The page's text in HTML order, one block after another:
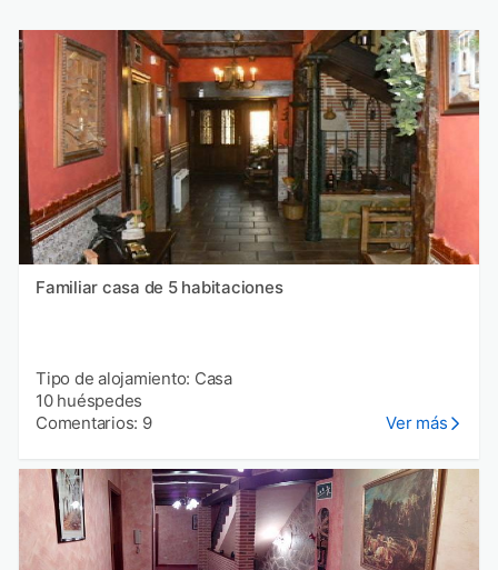
Familiar casa de 5 habitaciones
Tipo de alojamiento: Casa
10 huéspedes
Comentarios: 9
Ver más